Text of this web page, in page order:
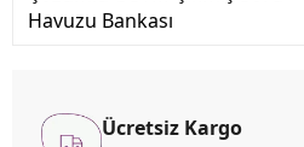
Havuzu Bankası
Ücretsiz Kargo